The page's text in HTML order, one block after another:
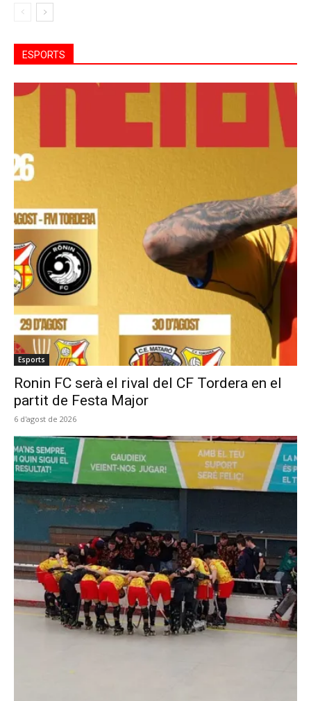
ESPORTS
Esports
Ronin FC serà el rival del CF Tordera en el
partit de Festa Major
6 d'agost de 2026